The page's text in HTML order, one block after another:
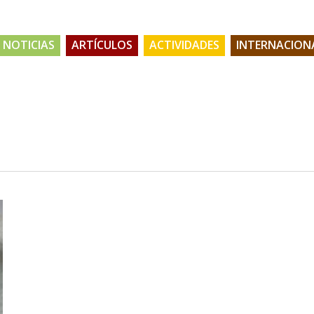
NOTICIAS ARTÍCULOS ACTIVIDADES